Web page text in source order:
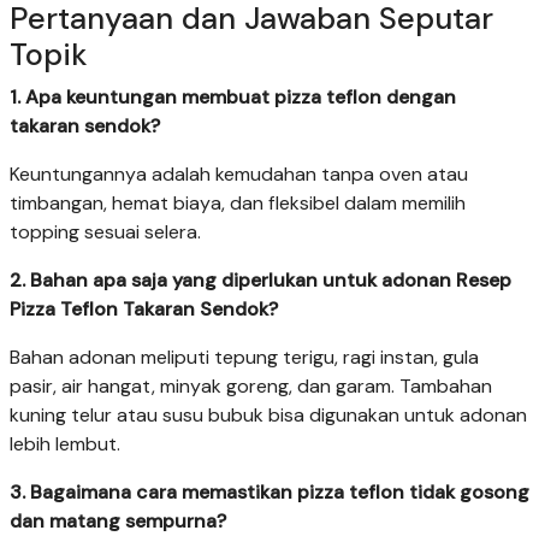
Pertanyaan dan Jawaban Seputar
Topik
1. Apa keuntungan membuat pizza teflon dengan
takaran sendok?
Keuntungannya adalah kemudahan tanpa oven atau
timbangan, hemat biaya, dan fleksibel dalam memilih
topping sesuai selera.
2. Bahan apa saja yang diperlukan untuk adonan Resep
Pizza Teflon Takaran Sendok?
Bahan adonan meliputi tepung terigu, ragi instan, gula
pasir, air hangat, minyak goreng, dan garam. Tambahan
kuning telur atau susu bubuk bisa digunakan untuk adonan
lebih lembut.
3. Bagaimana cara memastikan pizza teflon tidak gosong
dan matang sempurna?